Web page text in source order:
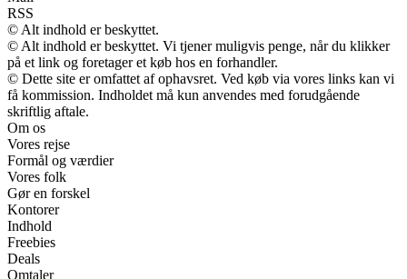
RSS
© Alt indhold er beskyttet.
© Alt indhold er beskyttet. Vi tjener muligvis penge, når du klikker
på et link og foretager et køb hos en forhandler.
© Dette site er omfattet af ophavsret. Ved køb via vores links kan vi
få kommission. Indholdet må kun anvendes med forudgående
skriftlig aftale.
Om os
Vores rejse
Formål og værdier
Vores folk
Gør en forskel
Kontorer
Indhold
Freebies
Deals
Omtaler